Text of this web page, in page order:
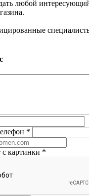
любой
*
с картинки *